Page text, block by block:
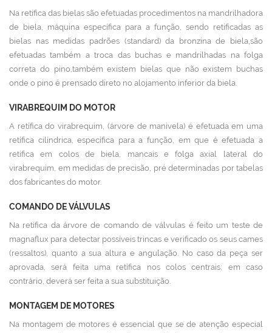
Na retífica das bielas são efetuadas procedimentos na mandrilhadora
de biela, máquina específica para a função, sendo retificadas as
bielas nas medidas padrões (standard) da bronzina de biela,são
efetuadas também a troca das buchas e mandrilhadas na folga
correta do pino,também existem bielas que não existem buchas
onde o pino é prensado direto no alojamento inferior da biela.
VIRABREQUIM DO MOTOR
A retífica do virabrequim, (árvore de manivela) é efetuada em uma
retífica cilíndrica, específica para a função, em que é efetuada a
retífica em colos de biela, mancais e folga axial lateral do
virabrequim, em medidas de precisão, pré determinadas por tabelas
dos fabricantes do motor.
COMANDO DE VÁLVULAS
Na retífica da árvore de comando de válvulas é feito um teste de
magnaflux para detectar possíveis trincas e verificado os seus cames
(ressaltos), quanto a sua altura e angulação. No caso da peça ser
aprovada, será feita uma retífica nos colos centrais; em caso
contrário, deverá ser feita a sua substituição.
MONTAGEM DE MOTORES
Na montagem de motores é essencial que se de atenção especial